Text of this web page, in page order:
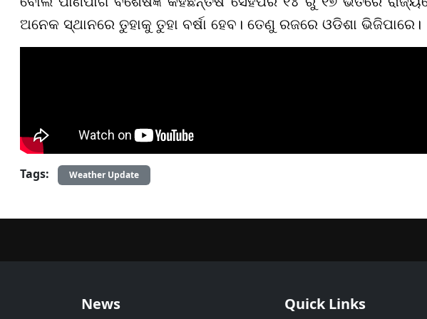
ଅନେକ ସ୍ଥାନରେ ତୁହାକୁ ତୁହା ବର୍ଷା ହେବ। ତେଣୁ ରଜରେ ଓଡିଶା ଭିଜିପାରେ।
Tags: Weather Update
News Quick Links